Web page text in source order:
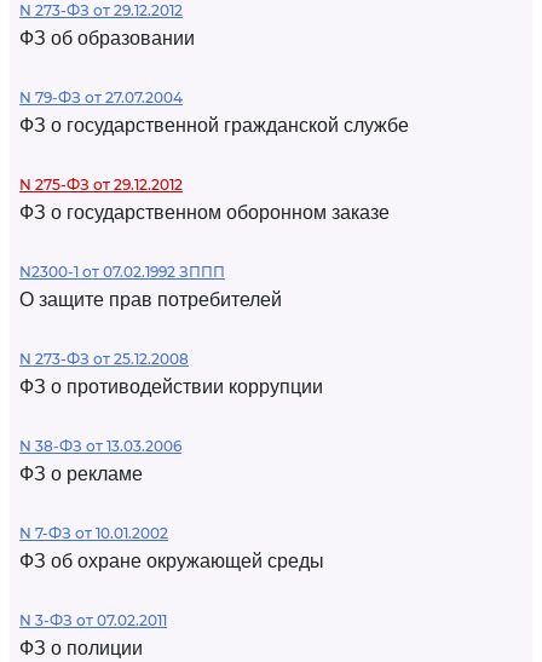
N 273-ФЗ от 29.12.2012
ФЗ об образовании
N 79-ФЗ от 27.07.2004
ФЗ о государственной гражданской службе
N 275-ФЗ от 29.12.2012
ФЗ о государственном оборонном заказе
N2300-1 от 07.02.1992 ЗППП
О защите прав потребителей
N 273-ФЗ от 25.12.2008
ФЗ о противодействии коррупции
N 38-ФЗ от 13.03.2006
ФЗ о рекламе
N 7-ФЗ от 10.01.2002
ФЗ об охране окружающей среды
N 3-ФЗ от 07.02.2011
ФЗ о полиции